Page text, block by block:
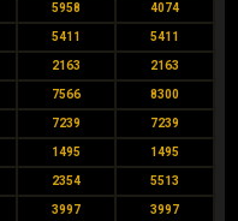
5958 4074
5411 5411
2163 2163
7566 8300
7239 7239
1495 1495
2354 5513
3997 3997